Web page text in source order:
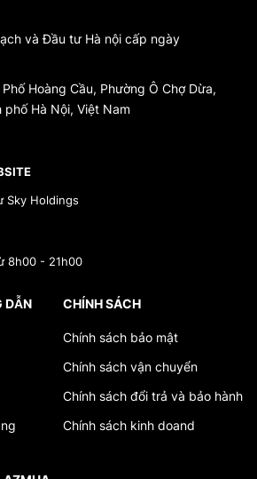
và Đầu tư Hà nội cấp ngày
Hoàng Cầu, Phường Ô Chợ Dừa,
Hà Nội, Việt Nam
Sky Holdings
8h00 - 21h00
DẪN CHÍNH SÁCH
Chính sách bảo mật
Chính sách vận chuyển
Chính sách đổi trả và bảo hành
Chính sách kinh doand